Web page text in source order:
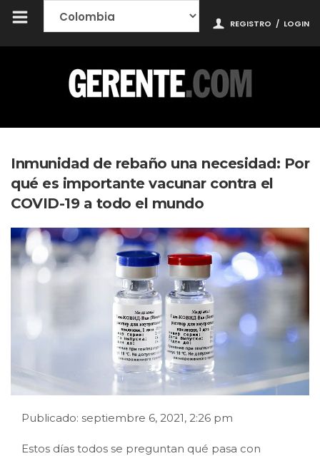
REGISTRO / LOGIN
Inmunidad de rebaño una necesidad: Por
qué es importante vacunar contra el
COVID-19 a todo el mundo
Publicado: septiembre 6, 2021, 2:26 pm
Estos días todos se preguntan qué pasa con